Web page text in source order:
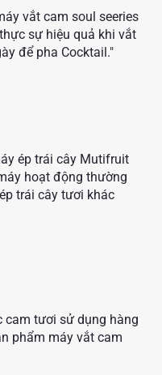
vắt cam soul seeries
sự hiệu quả khi vắt
để pha Cocktail."
ép trái cây Mutifruit
hoạt động thường
trái cây tươi khác
cam tươi sử dụng hàng
phẩm máy vắt cam